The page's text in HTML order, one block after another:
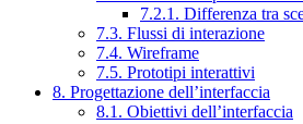
7.2.1. Differenza tra
7.3. Flussi di interazione
7.4. Wireframe
7.5. Prototipi interattivi
8. Progettazione dell’interfaccia
8.1. Obiettivi dell’interfaccia